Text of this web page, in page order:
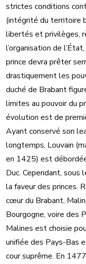
strictes conditions
(intégrité du territoire
libertés et privilèges,
l’organisation de
prince devra prêter
drastiquement les
duché de Brabant
limites au pouvoir du
évolution est de
Ayant conservé son
longtemps, Louvain
en 1425) est
Duc. Cependant, sous
la faveur des princes.
cœur du Brabant,
Bourgogne, voire des
Malines est choisie
unifiée des Pays-Bas
cour suprême. En